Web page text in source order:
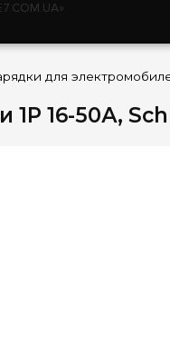
1P 16-50А,
для